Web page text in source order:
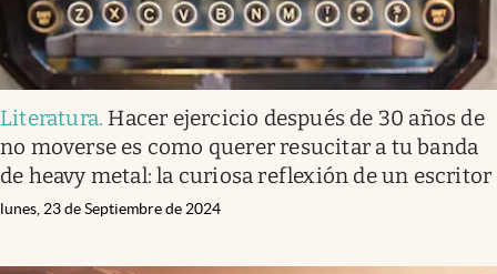
Literatura. Hacer ejercicio después de 30 años de
no moverse es como querer resucitar a tu banda
de heavy metal: la curiosa reflexión de un escritor
lunes, 23 de Septiembre de 2024